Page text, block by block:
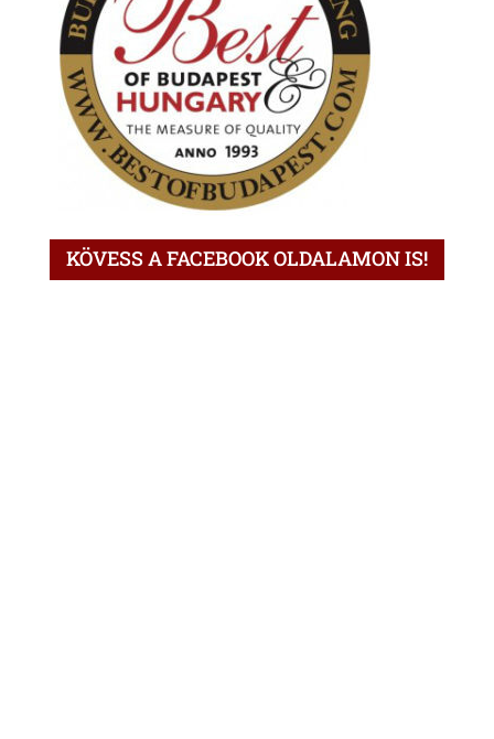
KÖVESS A FACEBOOK OLDALAMON IS!